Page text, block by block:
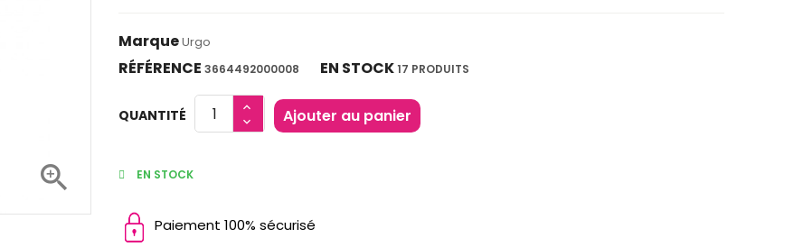

MarqueUrgo
RÉFÉRENCE 3664492000008 EN STOCK17 PRODUITS
QUANTITÉ Ajouter au panier
EN STOCK
Paiement 100% sécurisé